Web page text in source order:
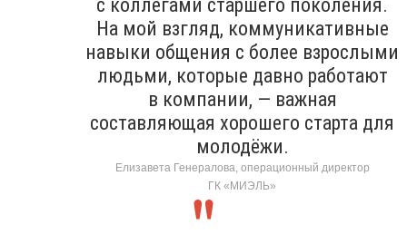
с коллегами старшего поколения.
На мой взгляд, коммуникативные
навыки общения с более взрослыми
людьми, которые давно работают
в компании, — важная
составляющая хорошего старта для
молодёжи.
Елизавета Генералова, операционный директор
ГК «МИЭЛЬ»